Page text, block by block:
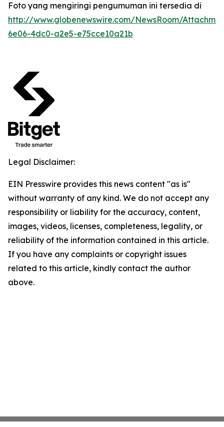
Foto yang mengiringi pengumuman ini tersedia di
http://www.globenewswire.com/NewsRoom/
6e06-4dc0-a2e5-e75cce10a21b
Legal Disclaimer:
EIN Presswire provides this news content "as is"
without warranty of any kind. We do not accept any
responsibility or liability for the accuracy, content,
images, videos, licenses, completeness, legality, or
reliability of the information contained in this article.
If you have any complaints or copyright issues
related to this article, kindly contact the author
above.